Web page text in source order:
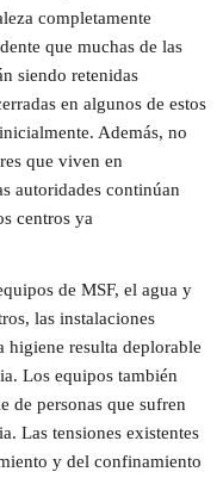
completamente
que muchas de las
siendo retenidas
en algunos de estos
Además, no
que viven en
autoridades continúan
centros ya
de MSF, el agua y
las instalaciones
higiene resulta deplorable
Los equipos también
de personas que sufren
Las tensiones existentes
y del confinamiento